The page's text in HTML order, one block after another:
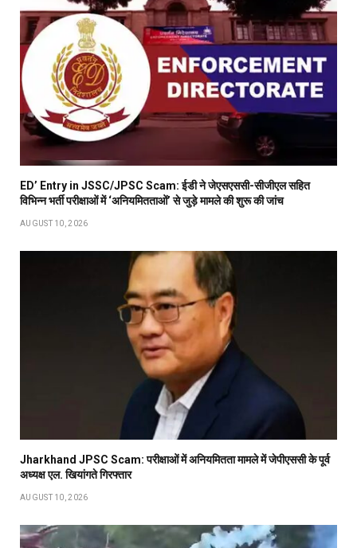
ED’ Entry in JSSC/JPSC Scam: ईडी ने जेएसएससी-सीजीएल सहित
विभिन्न भर्ती परीक्षाओं में ‘अनियमितताओं’ से जुड़े मामले की शुरू की जांच
AUGUST 10, 2026
Jharkhand JPSC Scam: परीक्षाओं में अनियमितता मामले में जेपीएससी के पूर्व
अध्यक्ष एल. खियांगते गिरफ्तार
AUGUST 10, 2026